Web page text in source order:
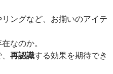
ングなど、お揃いのアイテ
なのか。
再認識する効果を期待でき